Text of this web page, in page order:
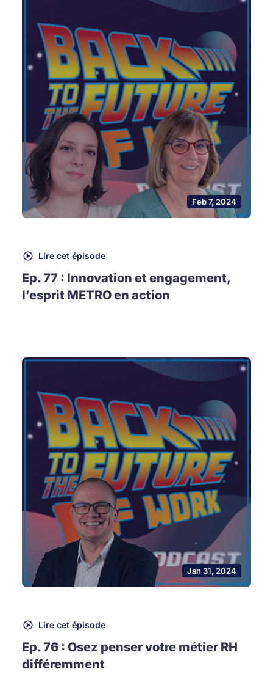
Feb 7, 2024
Lire cet épisode
Ep. 77 : Innovation et engagement,
l’esprit METRO en action
Jan 31, 2024
Lire cet épisode
Ep. 76 : Osez penser votre métier RH
différemment